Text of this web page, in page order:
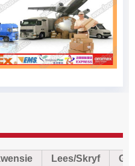
Lees/Skryf